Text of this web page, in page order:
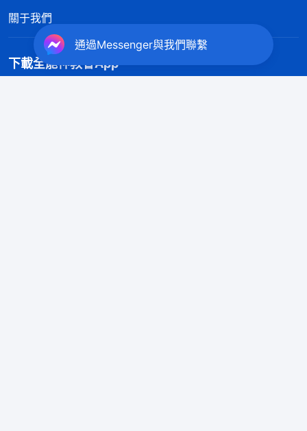
關于我們
下載全能神教會App
通過Messenger與我們聯繫